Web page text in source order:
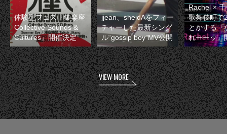
体験型フェス『集楽座
Collective Sounds &
Cultures』開催決定
jjean、sheidAをフィー
チャーした最新シング
ル“gossip boy”MV公開
Rachel ×
歌舞伎町で
とかする『
れーーッ』
VIEW MORE